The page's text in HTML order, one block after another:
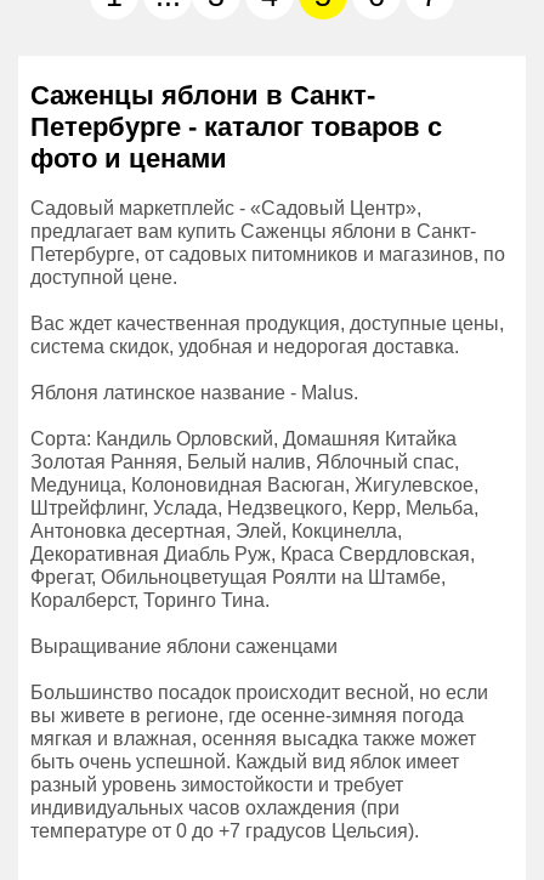
Саженцы яблони в Санкт-
Петербурге - каталог товаров с
фото и ценами
Садовый маркетплейс - «Садовый Центр»,
предлагает вам купить Саженцы яблони в Санкт-
Петербурге, от садовых питомников и магазинов, по
доступной цене.
Вас ждет качественная продукция, доступные цены,
система скидок, удобная и недорогая доставка.
Яблоня латинское название - Malus.
Сорта: Кандиль Орловский, Домашняя Китайка
Золотая Ранняя, Белый налив, Яблочный спас,
Медуница, Колоновидная Васюган, Жигулевское,
Штрейфлинг, Услада, Недзвецкого, Керр, Мельба,
Антоновка десертная, Элей, Кокцинелла,
Декоративная Диабль Руж, Краса Свердловская,
Фрегат, Обильноцветущая Роялти на Штамбе,
Коралберст, Торинго Тина.
Выращивание яблони саженцами
Большинство посадок происходит весной, но если
вы живете в регионе, где осенне-зимняя погода
мягкая и влажная, осенняя высадка также может
быть очень успешной. Каждый вид яблок имеет
разный уровень зимостойкости и требует
индивидуальных часов охлаждения (при
температуре от 0 до +7 градусов Цельсия).